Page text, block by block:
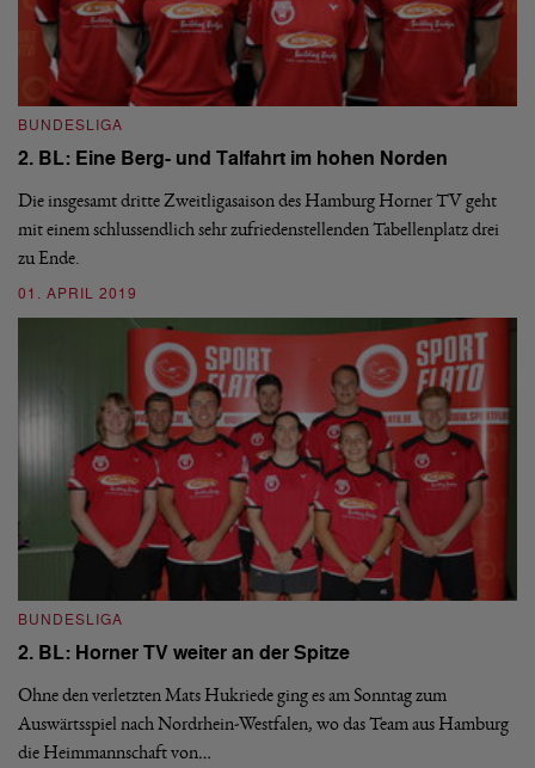
BUNDESLIGA
2. BL: Eine Berg- und Talfahrt im hohen Norden
Die insgesamt dritte Zweitligasaison des Hamburg Horner TV geht
mit einem schlussendlich sehr zufriedenstellenden Tabellenplatz drei
zu Ende.
01. APRIL 2019
BUNDESLIGA
2. BL: Horner TV weiter an der Spitze
Ohne den verletzten Mats Hukriede ging es am Sonntag zum
Auswärtsspiel nach Nordrhein-Westfalen, wo das Team aus Hamburg
die Heimmannschaft von…